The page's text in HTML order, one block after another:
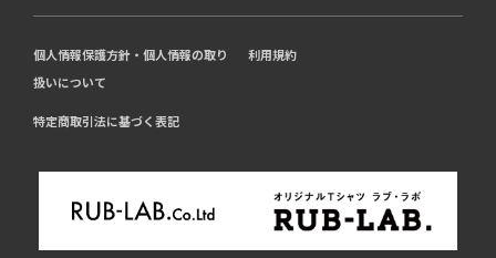
個人情報保護方針・個人情報の取り
扱いについて
利用規約
特定商取引法に基づく表記